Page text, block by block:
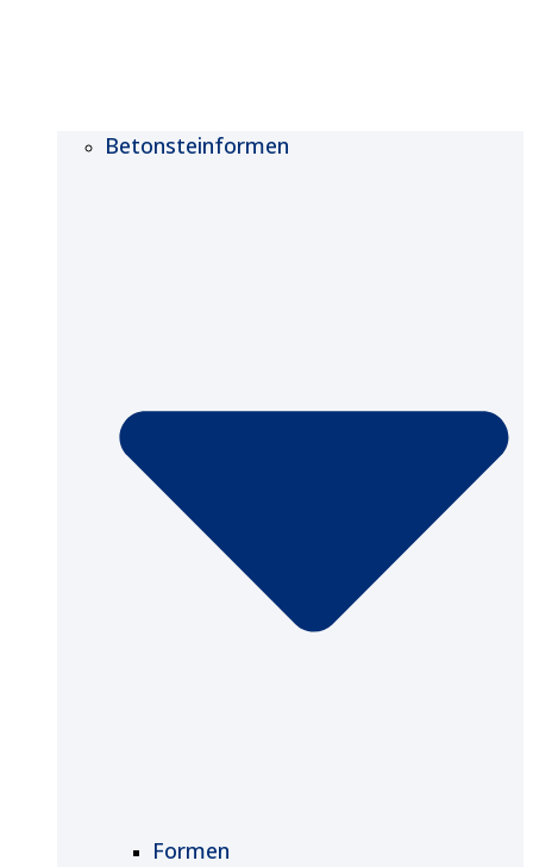
Betonsteinformen
Formen